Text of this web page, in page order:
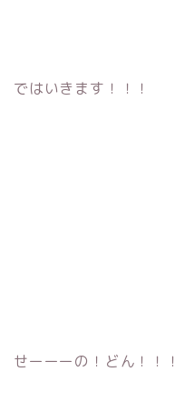
ではいきます！！！
せーーーの！どん！！！